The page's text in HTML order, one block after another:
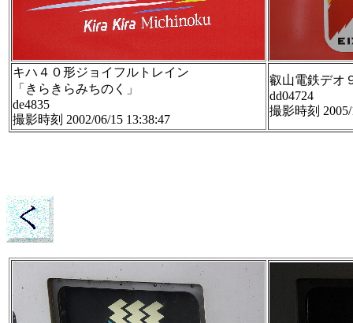
キハ４０形ジョイフルトレイン
「きらきらみちのく」
de4835
撮影時刻 2002/06/15 13:38:47
叡山電鉄デオ
dd04724
撮影時刻 2005/